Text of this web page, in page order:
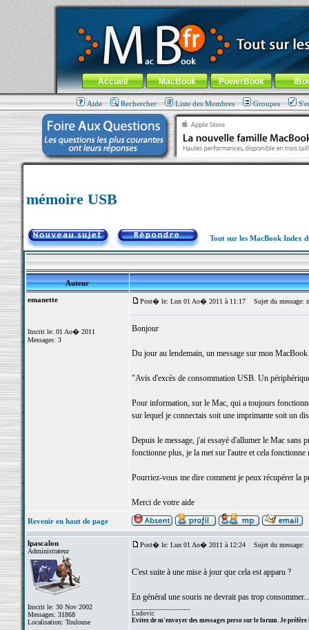
MacBook-fr.com : 100% Apple... 100% nomade !
Aller au contenu-Aller au menu général-Aller au menu de
Menu général
Accueil MacBook PowerBook
Aide Rechercher Liste des Membres Groupes
mémoire USB
Tout sur les MacBook Index
Auteur
emanette
Inscrit le: 01 Ao� 2011
Messages: 3
Post� le: Lun 01 Ao� 2011 à 11:17 Sujet du message:
Bonjour
Du jour au lendemain, un message sur mon MacBook
"Avis d'excès de consommation USB. Un
Pour information, sur le Mac, qui a toujours
sur lequel je connectais soit une imprimante soit un
Depuis le message, j'ai essayé d'allumer le Mac sans
fonctionne plus, je la met sur l'autre et cela fonctionne
Pourriez-vous me dire comment je peux récupérer la
Merci de votre aide
Revenir en haut de page
lpascalon
Administrateur
Inscrit le: 30 Nov 2002
Messages: 31868
Localisation: Toulouse
Post� le: Lun 01 Ao� 2011 à 12:24 Sujet du message:
C'est suite à une mise à jour que cela est apparu ?
En général une souris ne devrait pas trop
Ludovic
Evitez de m'envoyer des messages perso sur le forum. Je préfère